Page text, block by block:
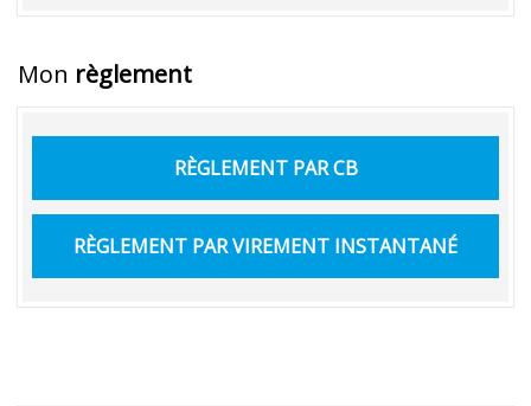
Mon règlement
RÈGLEMENT PAR CB
RÈGLEMENT PAR VIREMENT INSTANTANÉ